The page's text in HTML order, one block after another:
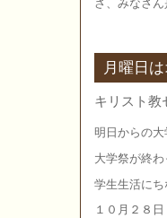
さ、みなさ
月曜日
キリスト教
明日からの
大学祭が終わ
学生生活にち
１０月２８